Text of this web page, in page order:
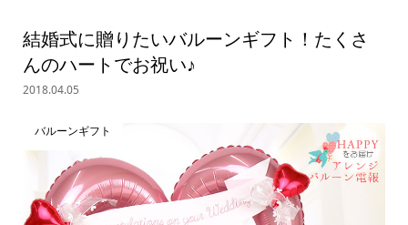
結婚式に贈りたいバルーンギフト！たくさ
んのハートでお祝い♪
2018.04.05
バルーンギフト